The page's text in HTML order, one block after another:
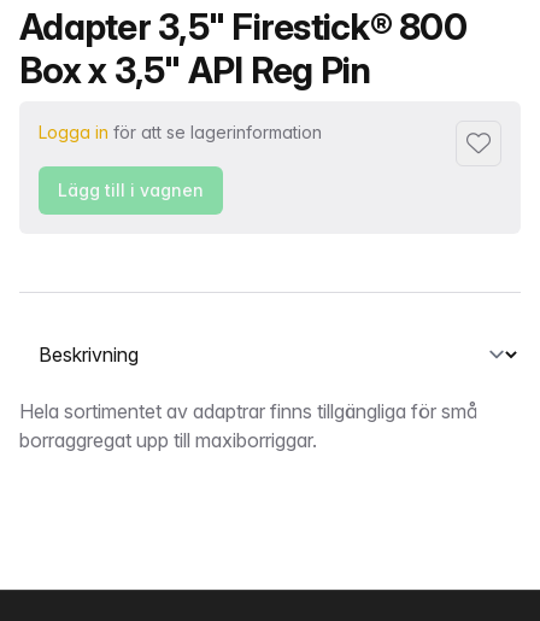
Produktnamn
Adapter 3,5" Firestick® 800
Box x 3,5" API Reg Pin
Logga in för att se lagerinformation
Lägg
Lägg till i vagnen
Välj en flik
Beskrivning
Hela sortimentet av adaptrar finns tillgängliga för små
borraggregat upp till maxiborriggar.